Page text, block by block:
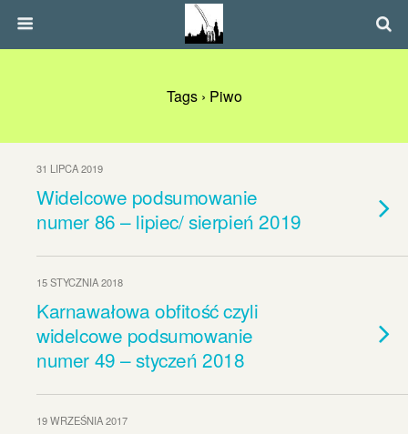
Tags › Piwo
31 LIPCA 2019
Widelcowe podsumowanie
numer 86 – lipiec/ sierpień 2019
15 STYCZNIA 2018
Karnawałowa obfitość czyli
widelcowe podsumowanie
numer 49 – styczeń 2018
19 WRZEŚNIA 2017